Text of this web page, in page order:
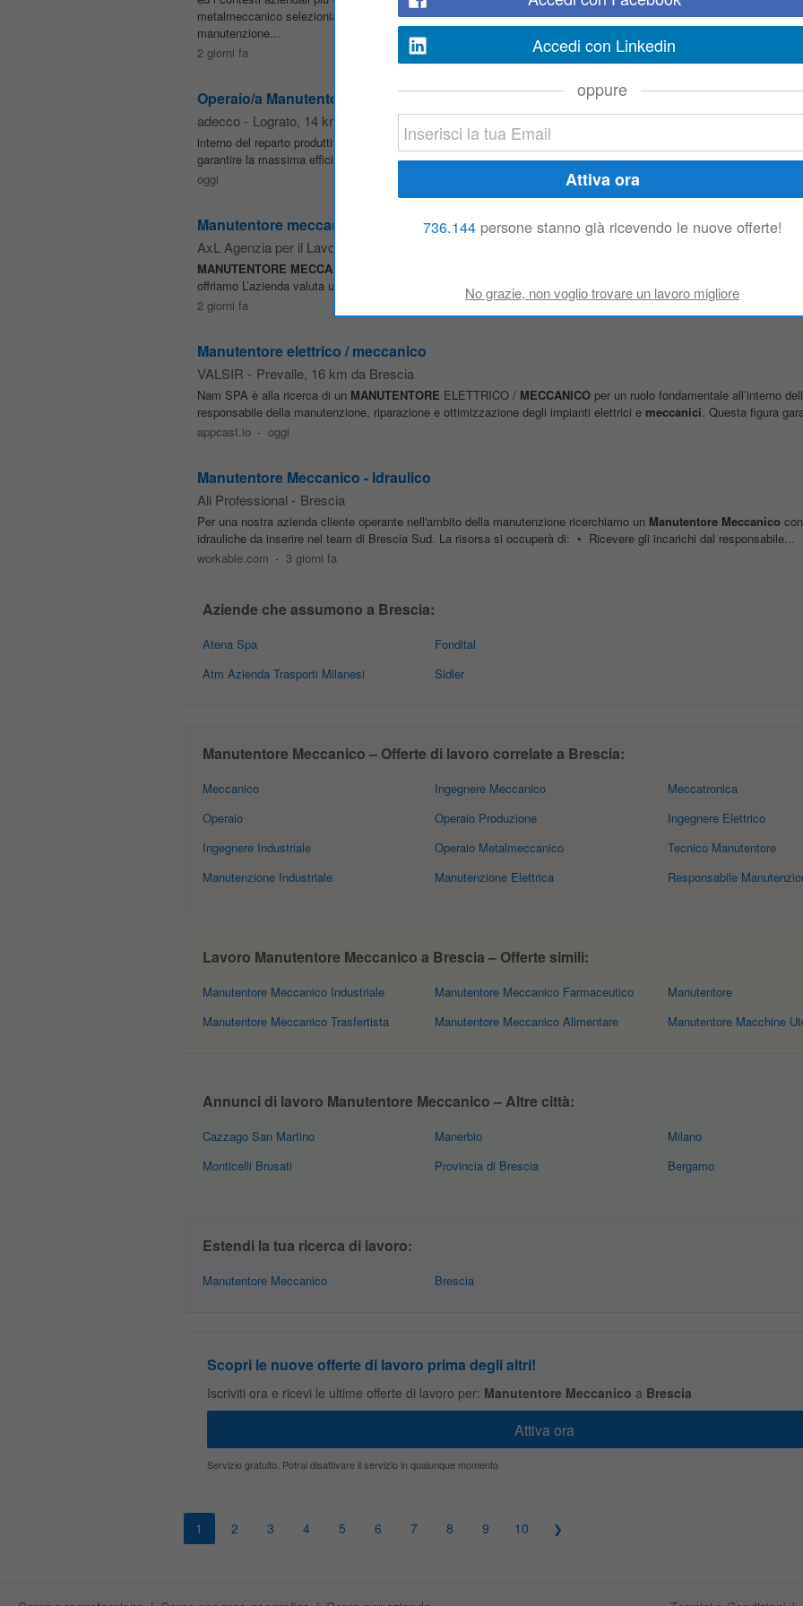
metalmeccanico selezioniamo:
MANUTENTORE MECCANICODi cosa ti dovrai occupare? Inserito all'interno della
manutenzione...
2 giorni fa
Operaio/a Manutentore Elettrico - Lograto (BS)
adecco - Lograto, 14 km da Brescia
interno del reparto produttivo in stretta sinergia con la squadra dimanutentori
garantire la massima efficienza degli impianti, occupandoti sia della manutenzione ordinaria e straordinaria...
oggi
Manutentore meccanico su 2 o 3 turni
AxL Agenzia per il Lavoro
MANUTENTORE MECCANICO
SU 3 TURNI La risorsa sarà inserita presso l’azienda sita a CAZZAGO SAN
offriamo L’azienda valuta un’assunzione diretta e a tempo indeterminato. L’orario di lavoro è full time su 2 o 3 turni dal
2 giorni fa
Manutentore elettrico / meccanico
VALSIR - Prevalle, 16 km da Brescia
Nam SPA è alla ricerca di un MANUTENTORE ELETTRICO / MECCANICOper un ruolo fondamentale all’interno
responsabile della manutenzione, riparazione e ottimizzazione degli impianti elettrici e meccanici. Questa figura
appcast.io - oggi
Manutentore Meccanico - Idraulico
Ali Professional - Brescia
Per una nostra azienda cliente operante nell'ambito della manutenzione ricerchiamo un Manutentore Meccanicocon
idrauliche da inserire nel team di Brescia Sud. La risorsa si occuperà di: • Ricevere gli incarichi dal responsabile...
workable.com - 3 giorni fa
Aziende che assumono a Brescia:
Atena Spa
Atm Azienda Trasporti Milanesi
Fondital
Sidler
Manutentore Meccanico – Offerte di lavoro correlate a Brescia:
Meccanico
Operaio
Ingegnere Industriale
Manutenzione Industriale
Ingegnere Meccanico
Operaio Produzione
Operaio Metalmeccanico
Manutenzione Elettrica
Meccatronica
Ingegnere Elettrico
Tecnico Manutentore
Responsabile
Lavoro Manutentore Meccanico a Brescia – Offerte simili:
Manutentore Meccanico Industriale
Manutentore Meccanico Trasfertista
Manutentore Meccanico Farmaceutico
Manutentore Meccanico Alimentare
Manutentore
Manutentore Macchine
Annunci di lavoro Manutentore Meccanico – Altre città:
Cazzago San Martino
Monticelli Brusati
Manerbio
Provincia di Brescia
Milano
Bergamo
Estendi la tua ricerca di lavoro:
Manutentore Meccanico Brescia
Scopri le nuove offerte di lavoro prima degli altri!
Iscriviti ora e ricevi le ultime offerte di lavoro per: Manutentore Meccanico a Brescia
Servizio gratuito. Potrai disattivare il servizio in qualunque momento
1 2 3 4 5 6 7 8 9 10
Accedi con Linkedin
oppure
736.144persone stanno già ricevendo le nuove offerte!